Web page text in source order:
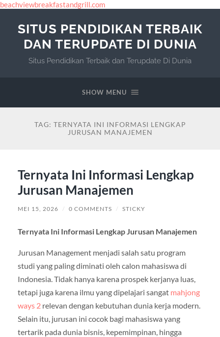
beachviewbreakfastandgrill.com
SITUS PENDIDIKAN TERBAIK
DAN TERUPDATE DI DUNIA
Situs Pendidikan Terbaik dan Terupdate Di Dunia
SHOW MENU
TAG: TERNYATA INI INFORMASI LENGKAP
JURUSAN MANAJEMEN
Ternyata Ini Informasi Lengkap
Jurusan Manajemen
MEI 15, 2026 / 0 COMMENTS / STICKY
Ternyata Ini Informasi Lengkap Jurusan Manajemen
Jurusan Management menjadi salah satu program
studi yang paling diminati oleh calon mahasiswa di
Indonesia. Tidak hanya karena prospek kerjanya luas,
tetapi juga karena ilmu yang dipelajari sangat mahjong
ways 2relevan dengan kebutuhan dunia kerja modern.
Selain itu, jurusan ini cocok bagi mahasiswa yang
tertarik pada dunia bisnis, kepemimpinan, hingga